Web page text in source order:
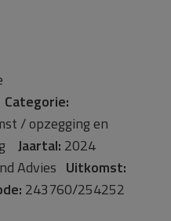
Categorie:
/ opzegging en
Jaartal: 2024
Advies Uitkomst:
243760/254252